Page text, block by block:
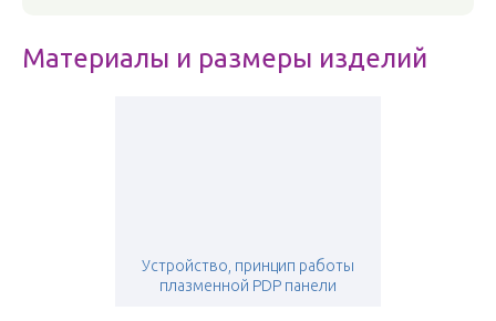
Материалы и размеры изделий
Устройство, принцип работы
плазменной PDP панели